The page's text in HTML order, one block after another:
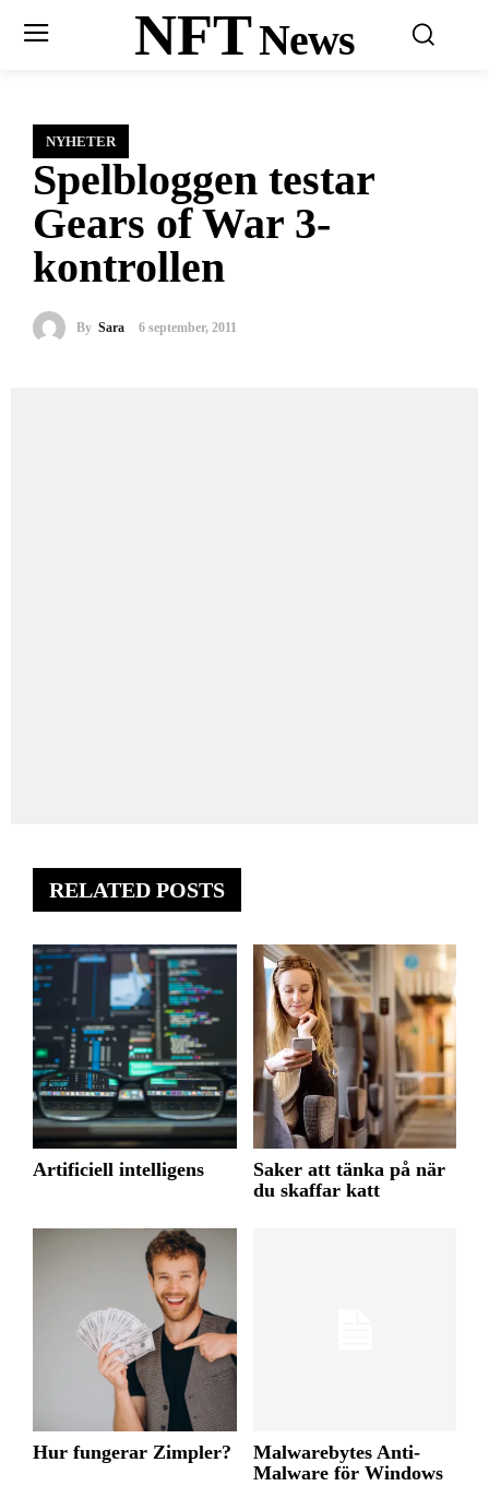
NFTNews
NYHETER
Spelbloggen testar
Gears of War 3-
kontrollen
By Sara 6 september, 2011
RELATED POSTS
Artificiell intelligens
Saker att tänka på när
du skaffar katt
Hur fungerar Zimpler?
Malwarebytes Anti-
Malware för Windows